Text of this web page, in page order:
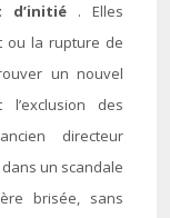
d’initié . Elles
ou la rupture de
un nouvel
des
directeur
un scandale
brisée, sans